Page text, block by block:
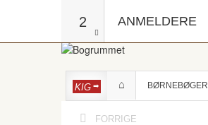
2 ANMELDERE
KIG BØRNEBØGER
FORRIGE